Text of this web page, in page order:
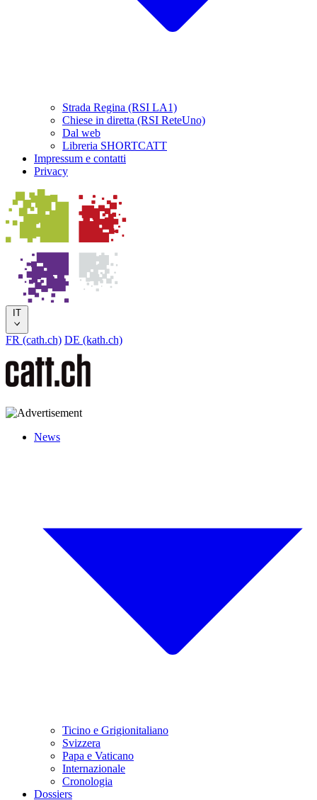
Strada Regina (RSI LA1)
Chiese in diretta (RSI ReteUno)
Dal web
Libreria SHORTCATT
Impressum e contatti
Privacy
IT
FR (cath.ch) DE (kath.ch)
News
Ticino e Grigionitaliano
Svizzera
Papa e Vaticano
Internazionale
Cronologia
Dossiers